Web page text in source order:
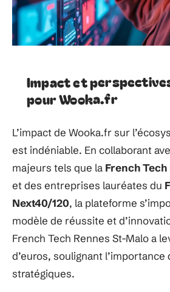
Impact et
pour Wooka.fr
L’impact de Wooka.fr sur
est indéniable. En collaborant
majeurs tels que la French
et des entreprises lauréates du
Next40/120, la plateforme
modèle de réussite et
French Tech Rennes St-Malo a
d’euros, soulignant
stratégiques.